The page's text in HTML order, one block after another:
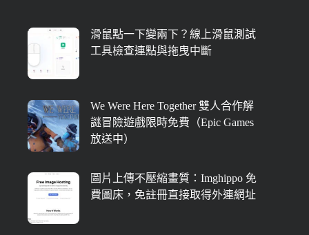
滑鼠點一下變兩下？線上滑鼠測試
工具檢查連點與拖曳中斷
We Were Here Together 雙人合作解
謎冒險遊戲限時免費（Epic Games
放送中）
圖片上傳不壓縮畫質：Imghippo 免
費圖床，免註冊直接取得外連網址